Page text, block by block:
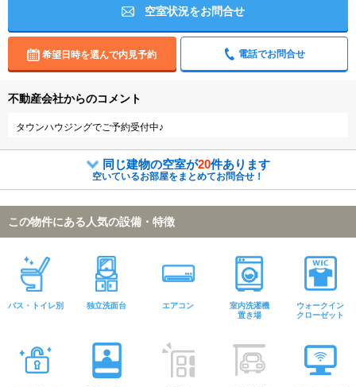
空室状況をお問合せ
希望日時を選んで内見予約 電話でお問合せ
不動産会社からのコメント
タウンハウジングでご予約受付中♪
同じ建物の空室が20件あります
空いているお部屋をまとめてお問合せ！
この物件にある人気の設備・特徴
バス・トイレ別 独立洗面台 エアコン
室内洗濯機
置き場
ウォークイン
クローゼット